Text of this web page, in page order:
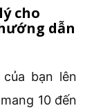
cho
dẫn
bạn lên
10 đến